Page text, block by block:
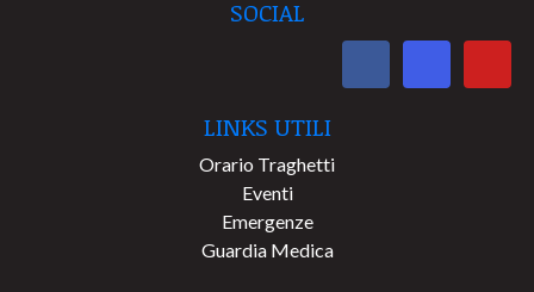
SOCIAL
LINKS UTILI
Orario Traghetti
Eventi
Emergenze
Guardia Medica